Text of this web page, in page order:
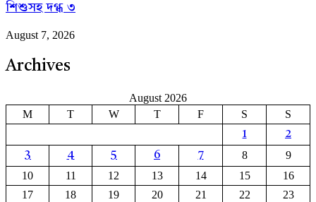
শিশুসহ দগ্ধ ৩
August 7, 2026
Archives
August 2026
M
T W T F S S
1
2
3
4 5 6 7 8
9
10
11 12 13 14 15
16
17
18 19 20 21 22 23